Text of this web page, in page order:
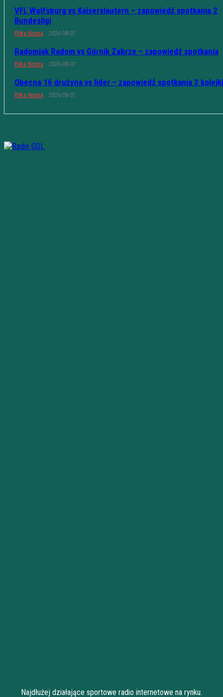
VFL Wolfsburg vs Kaiserslautern – zapowiedź spotkania 2
Bundesligi
Piłka Nożna 2026-08-07
Radomiak Radom vs Górnik Zabrze – zapowiedź spotkania
Piłka Nożna 2026-08-07
Obecna 16 drużyna vs lider – zapowiedź spotkania 3 kolejki
Piłka Nożna 2026-08-07
Najdłużej działające sportowe radio internetowe na rynku.